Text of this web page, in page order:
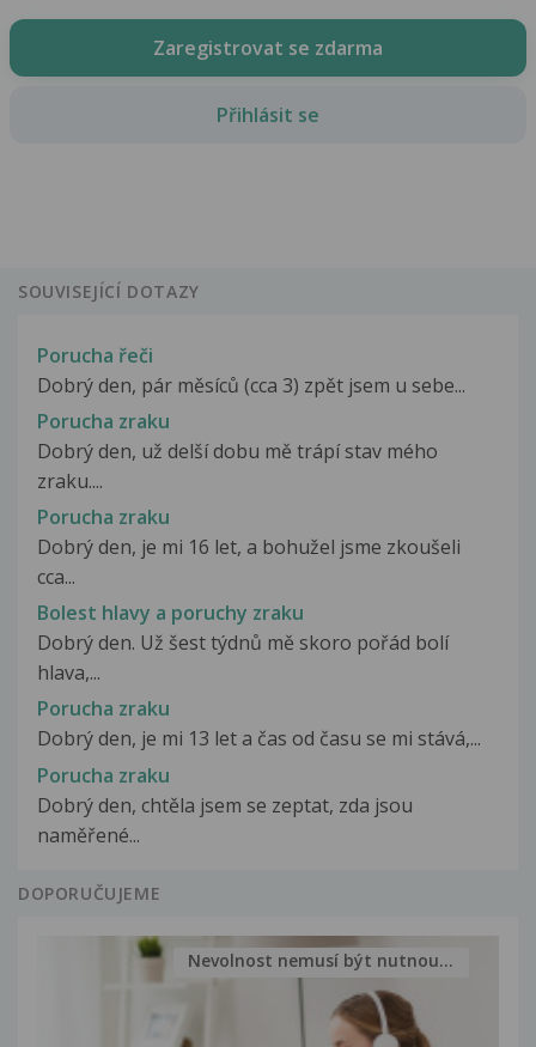
Zaregistrovat se zdarma
Přihlásit se
SOUVISEJÍCÍ DOTAZY
Porucha řeči
Dobrý den, pár měsíců (cca 3) zpět jsem u sebe...
Porucha zraku
Dobrý den, už delší dobu mě trápí stav mého
zraku....
Porucha zraku
Dobrý den, je mi 16 let, a bohužel jsme zkoušeli
cca...
Bolest hlavy a poruchy zraku
Dobrý den. Už šest týdnů mě skoro pořád bolí
hlava,...
Porucha zraku
Dobrý den, je mi 13 let a čas od času se mi stává,...
Porucha zraku
Dobrý den, chtěla jsem se zeptat, zda jsou
naměřené...
DOPORUČUJEME
Nevolnost nemusí být nutnou...